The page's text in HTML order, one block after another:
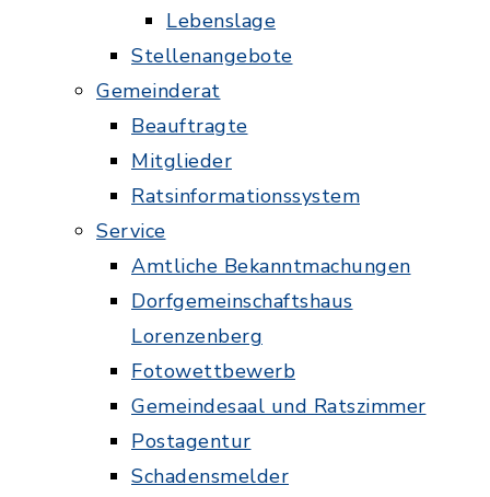
Lebenslage
Stellenangebote
Gemeinderat
Beauftragte
Mitglieder
Ratsinformationssystem
Service
Amtliche Bekanntmachungen
Dorfgemeinschaftshaus
Lorenzenberg
Fotowettbewerb
Gemeindesaal und Ratszimmer
Postagentur
Schadensmelder